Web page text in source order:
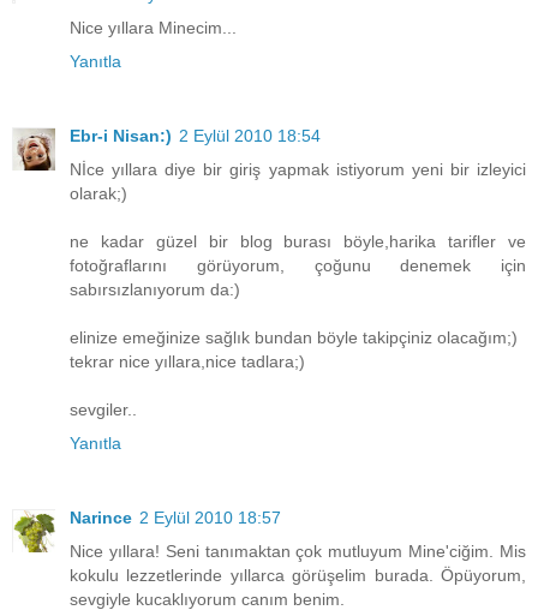
Nice yıllara Minecim...
Yanıtla
Ebr-i Nisan:) 2 Eylül 2010 18:54
Nİce yıllara diye bir giriş yapmak istiyorum yeni bir izleyici
olarak;)
ne kadar güzel bir blog burası böyle,harika tarifler ve
fotoğraflarını görüyorum, çoğunu denemek için
sabırsızlanıyorum da:)
elinize emeğinize sağlık bundan böyle takipçiniz olacağım;)
tekrar nice yıllara,nice tadlara;)
sevgiler..
Yanıtla
Narince 2 Eylül 2010 18:57
Nice yıllara! Seni tanımaktan çok mutluyum Mine'ciğim. Mis
kokulu lezzetlerinde yıllarca görüşelim burada. Öpüyorum,
sevgiyle kucaklıyorum canım benim.